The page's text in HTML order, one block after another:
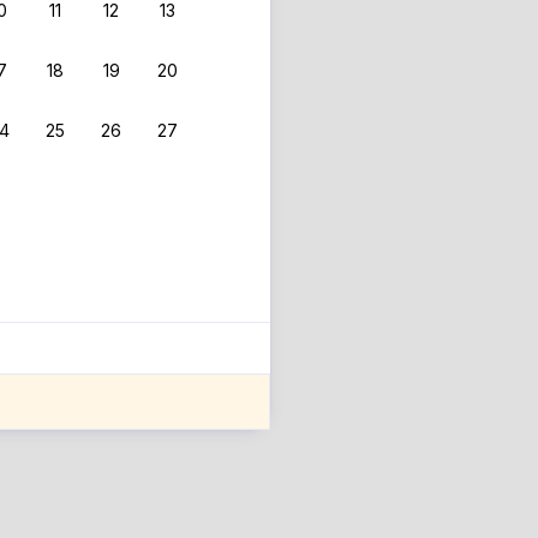
11 12 13
18 19 20
25 26 27